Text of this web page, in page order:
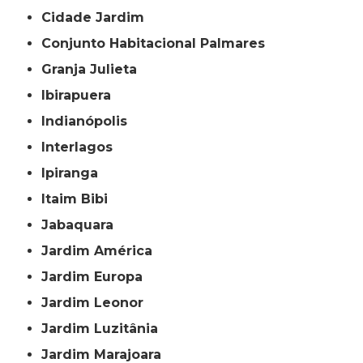
Cidade Jardim
Conjunto Habitacional Palmares
Granja Julieta
Ibirapuera
Indianópolis
Interlagos
Ipiranga
Itaim Bibi
Jabaquara
Jardim América
Jardim Europa
Jardim Leonor
Jardim Luzitânia
Jardim Marajoara